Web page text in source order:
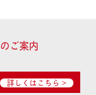
ご案内
詳しくはこちら >